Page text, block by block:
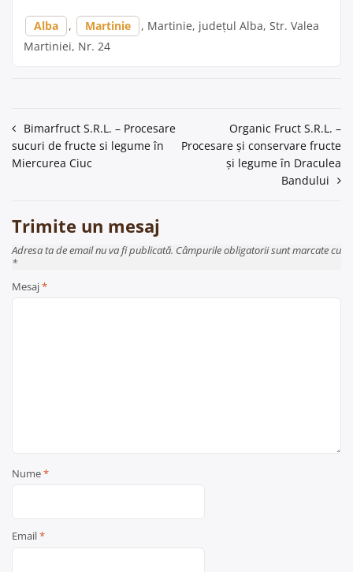
Alba , Martinie
, Martinie, județul Alba, Str. Valea
Martiniei, Nr. 24
Navigare
în
Bimarfruct S.R.L. – Procesare
sucuri de fructe si legume în
Miercurea Ciuc
Organic Fruct S.R.L. –
Procesare și conservare fructe
și legume în Draculea
Bandului
Trimite un mesaj
Adresa ta de email nu va fi publicată. Câmpurile obligatorii sunt marcate cu
*
Mesaj*
Nume*
Email*